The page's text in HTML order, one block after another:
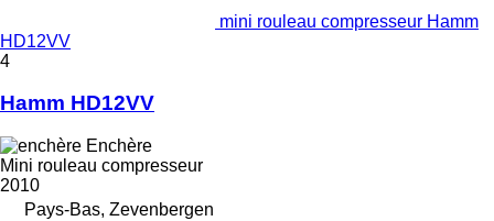
mini rouleau compresseur Hamm
HD12VV
4
Hamm HD12VV
Enchère
Mini rouleau compresseur
2010
Pays-Bas, Zevenbergen